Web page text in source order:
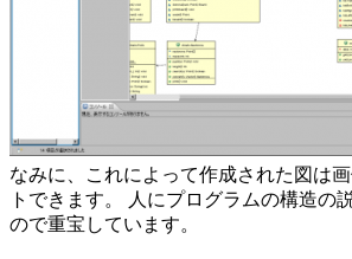
なみに、これによって作成された図は
トできます。 人にプログラムの構造の
ので重宝しています。